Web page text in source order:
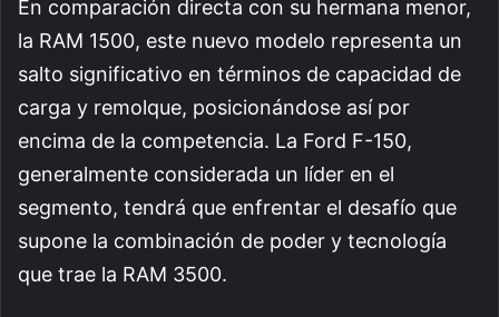
En comparación directa con su hermana menor,
la RAM 1500, este nuevo modelo representa un
salto significativo en términos de capacidad de
carga y remolque, posicionándose así por
encima de la competencia. La Ford F-150,
generalmente considerada un líder en el
segmento, tendrá que enfrentar el desafío que
supone la combinación de poder y tecnología
que trae la RAM 3500.